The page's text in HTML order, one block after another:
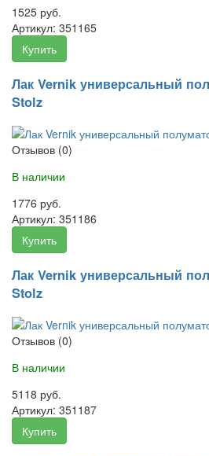
1525 руб.
Артикул: 351165
Купить
Лак Vernik универсальный
Stolz
Отзывов (0)
В наличии
1776 руб.
Артикул: 351186
Купить
Лак Vernik универсальный
Stolz
Отзывов (0)
В наличии
5118 руб.
Артикул: 351187
Купить